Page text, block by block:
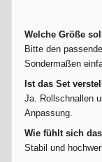
Welche Größe
Bitte den
Sondermaßen
Ist das Set
Ja. Rollschnallen
Anpassung.
Wie fühlt sich
Stabil und